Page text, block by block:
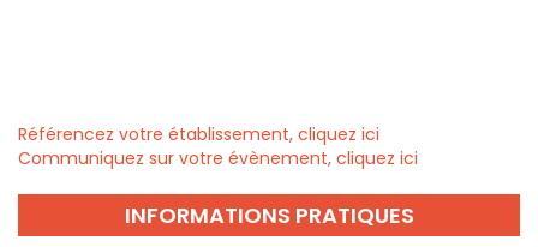
Référencez votre établissement, cliquez ici
Communiquez sur votre évènement, cliquez ici
INFORMATIONS PRATIQUES